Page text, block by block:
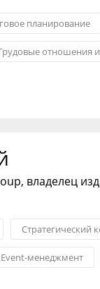
планирование
отношения
владелец
Стратегический
Event-менеджмент